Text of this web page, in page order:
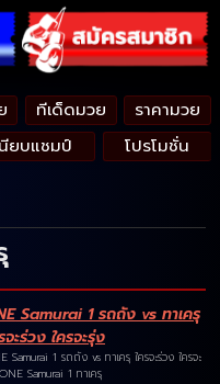
ทีเด็ดมวย
ราคามวย
นียบแชมป์ โปรโมชั่น
Samurai 1 รถถัง vs ทาเครุ
จะร่วง ใครจะรุ่ง
Samurai 1 รถถัง vs ทาเครุ ใครจะร่วง ใครจะ
Samurai 1 ทาเครุ